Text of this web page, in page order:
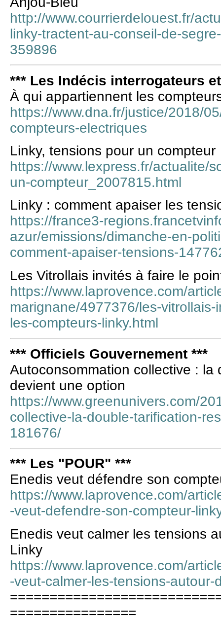
http://www.courrierdelouest.fr/
linky-tractent-au-conseil-de-
359896
*** Les Indécis interrogateurs
À qui appartiennent les
https://www.dna.fr/justice/2018/
compteurs-electriques
Linky, tensions pour un compteur
https://www.lexpress.fr/actualite/
un-compteur_2007815.html
Linky : comment apaiser les
https://france3-
azur/emissions/dimanche-en-
comment-apaiser-tensions-
Les Vitrollais invités à faire le
https://www.laprovence.com/
marignane/4977376/les-
les-compteurs-linky.html
*** Officiels Gouvernement ***
Autoconsommation collective : la
devient une option
https://www.greenunivers.com/
collective-la-double-tarification-
181676/
*** Les "POUR" ***
Enedis veut défendre son
https://www.laprovence.com/
-veut-defendre-son-compteur-
Enedis veut calmer les tensions
Linky
https://www.laprovence.com/
-veut-calmer-les-tensions-
================